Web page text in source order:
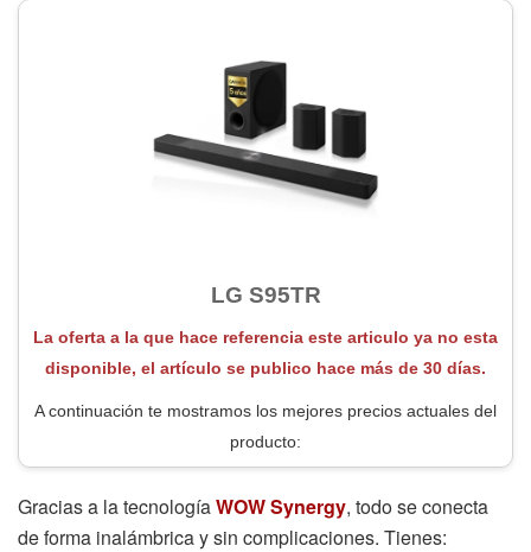
LG S95TR
La oferta a la que hace referencia este articulo ya no esta
disponible, el artículo se publico hace más de 30 días.
A continuación te mostramos los mejores precios actuales del
producto:
Gracias a la tecnologíaWOW Synergy, todo se conecta
de forma inalámbrica y sin complicaciones. Tienes: